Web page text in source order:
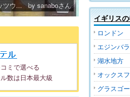
ツウ...by sanaboさん
ツウ...by sanaboさん
ミで選べる
数は日本最大級
イギリス
ロンドン
エジンバラ
湖水地方
オックス
グラスゴー